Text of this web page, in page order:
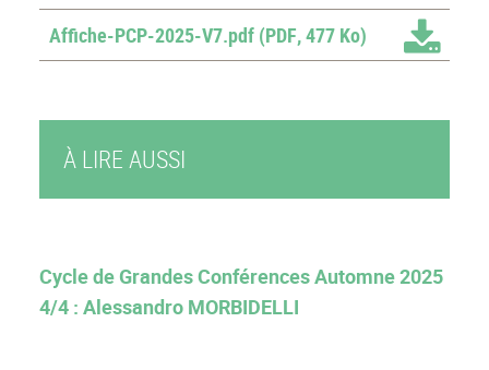
Affiche-PCP-2025-V7.pdf (PDF, 477 Ko)
À LIRE AUSSI
Cycle de Grandes Conférences Automne 2025
4/4 : Alessandro MORBIDELLI